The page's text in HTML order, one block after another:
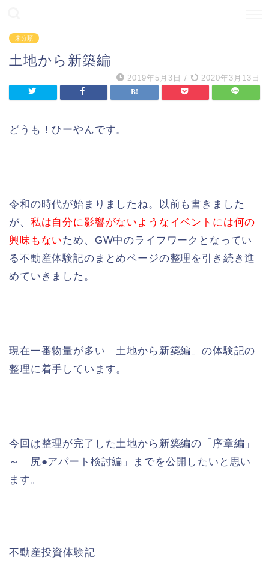
未分類
土地から新築編
2019年5月3日 / 2020年3月13日
どうも！ひーやんです。
令和の時代が始まりましたね。以前も書きました
が、 私は自分に影響がないようなイベントには何の
興味もないため、GW中のライフワークとなってい
る不動産体験記のまとめページの整理を引き続き進
めていきました。
現在一番物量が多い「土地から新築編」の体験記の
整理に着手しています。
今回は整理が完了した土地から新築編の「序章編」
～「尻●アパート検討編」までを公開したいと思い
ます。
不動産投資体験記